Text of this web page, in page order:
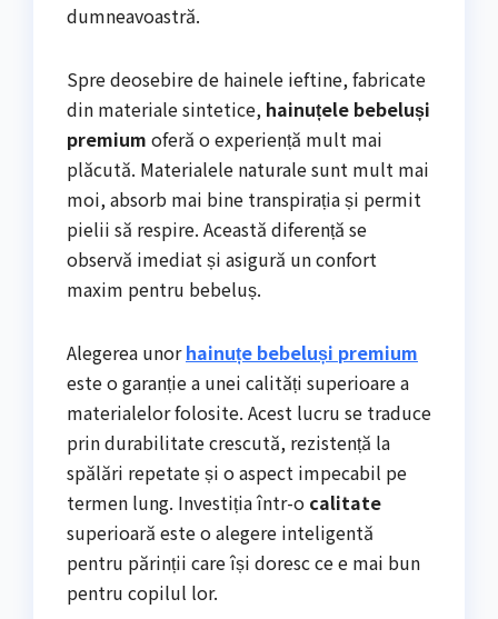
dumneavoastră.
Spre deosebire de hainele ieftine, fabricate
din materiale sintetice, hainuțele bebeluși
premium oferă o experiență mult mai
plăcută. Materialele naturale sunt mult mai
moi, absorb mai bine transpirația și permit
pielii să respire. Această diferență se
observă imediat și asigură un confort
maxim pentru bebeluș.
Alegerea unorhainuțe bebeluși premium
este o garanție a unei calități superioare a
materialelor folosite. Acest lucru se traduce
prin durabilitate crescută, rezistență la
spălări repetate și o aspect impecabil pe
termen lung. Investiția într-o calitate
superioară este o alegere inteligentă
pentru părinții care își doresc ce e mai bun
pentru copilul lor.